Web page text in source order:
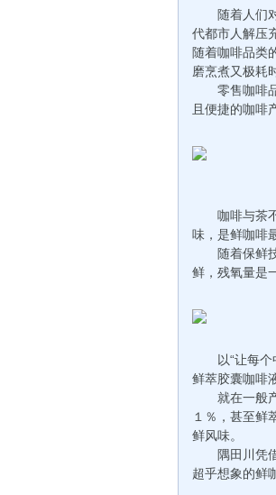
随着人们对
代都市人解压
随着咖啡品类
磨烹煮又极耗
零售咖啡品
且便捷的咖啡
咖啡与茶不
味，是鲜咖啡
随着保鲜技
鲜，残氧量是
以“让每个中
鲜萃胶囊咖啡
就在一般产
１％，甚至鲜
鲜风味。
隅田川凭借
超乎想象的鲜